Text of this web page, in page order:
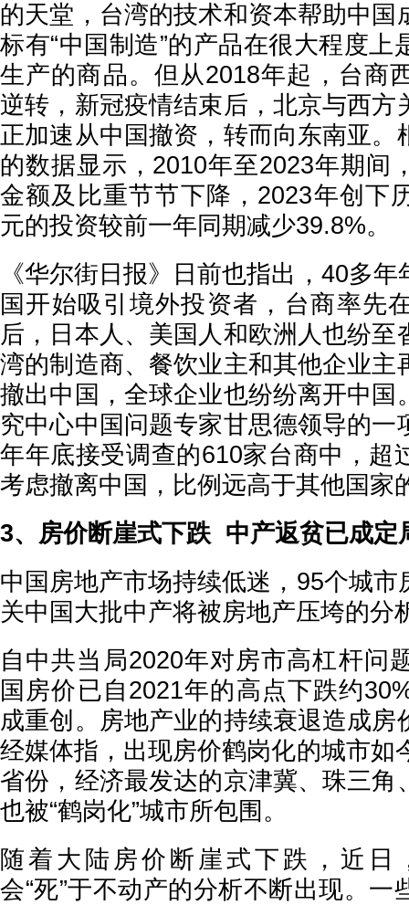
的天堂，台湾的技术和资本帮助中国
标有“中国制造”的产品在很大程度上
生产的商品。但从2018年起，台商
逆转，新冠疫情结束后，北京与西方
正加速从中国撤资，转而向东南亚。
的数据显示，2010年至2023年期间
金额及比重节节下降，2023年创下
元的投资较前一年同期减少39.8%。
《华尔街日报》日前也指出，40多
国开始吸引境外投资者，台商率先
后，日本人、美国人和欧洲人也纷至
湾的制造商、餐饮业主和其他企业主
撤出中国，全球企业也纷纷离开中国
究中心中国问题专家甘思德领导的一
年年底接受调查的610家台商中，超
考虑撤离中国，比例远高于其他国家
3、房价断崖式下跌 中产返贫已成定
中国房地产市场持续低迷，95个城市
关中国大批中产将被房地产压垮的分
自中共当局2020年对房市高杠杆问
国房价已自2021年的高点下跌约
成重创。房地产业的持续衰退造成房
经媒体指，出现房价鹤岗化的城市如
省份，经济最发达的京津冀、珠三角
也被“鹤岗化”城市所包围。
随着大陆房价断崖式下跌，近日
会“死”于不动产的分析不断出现。一